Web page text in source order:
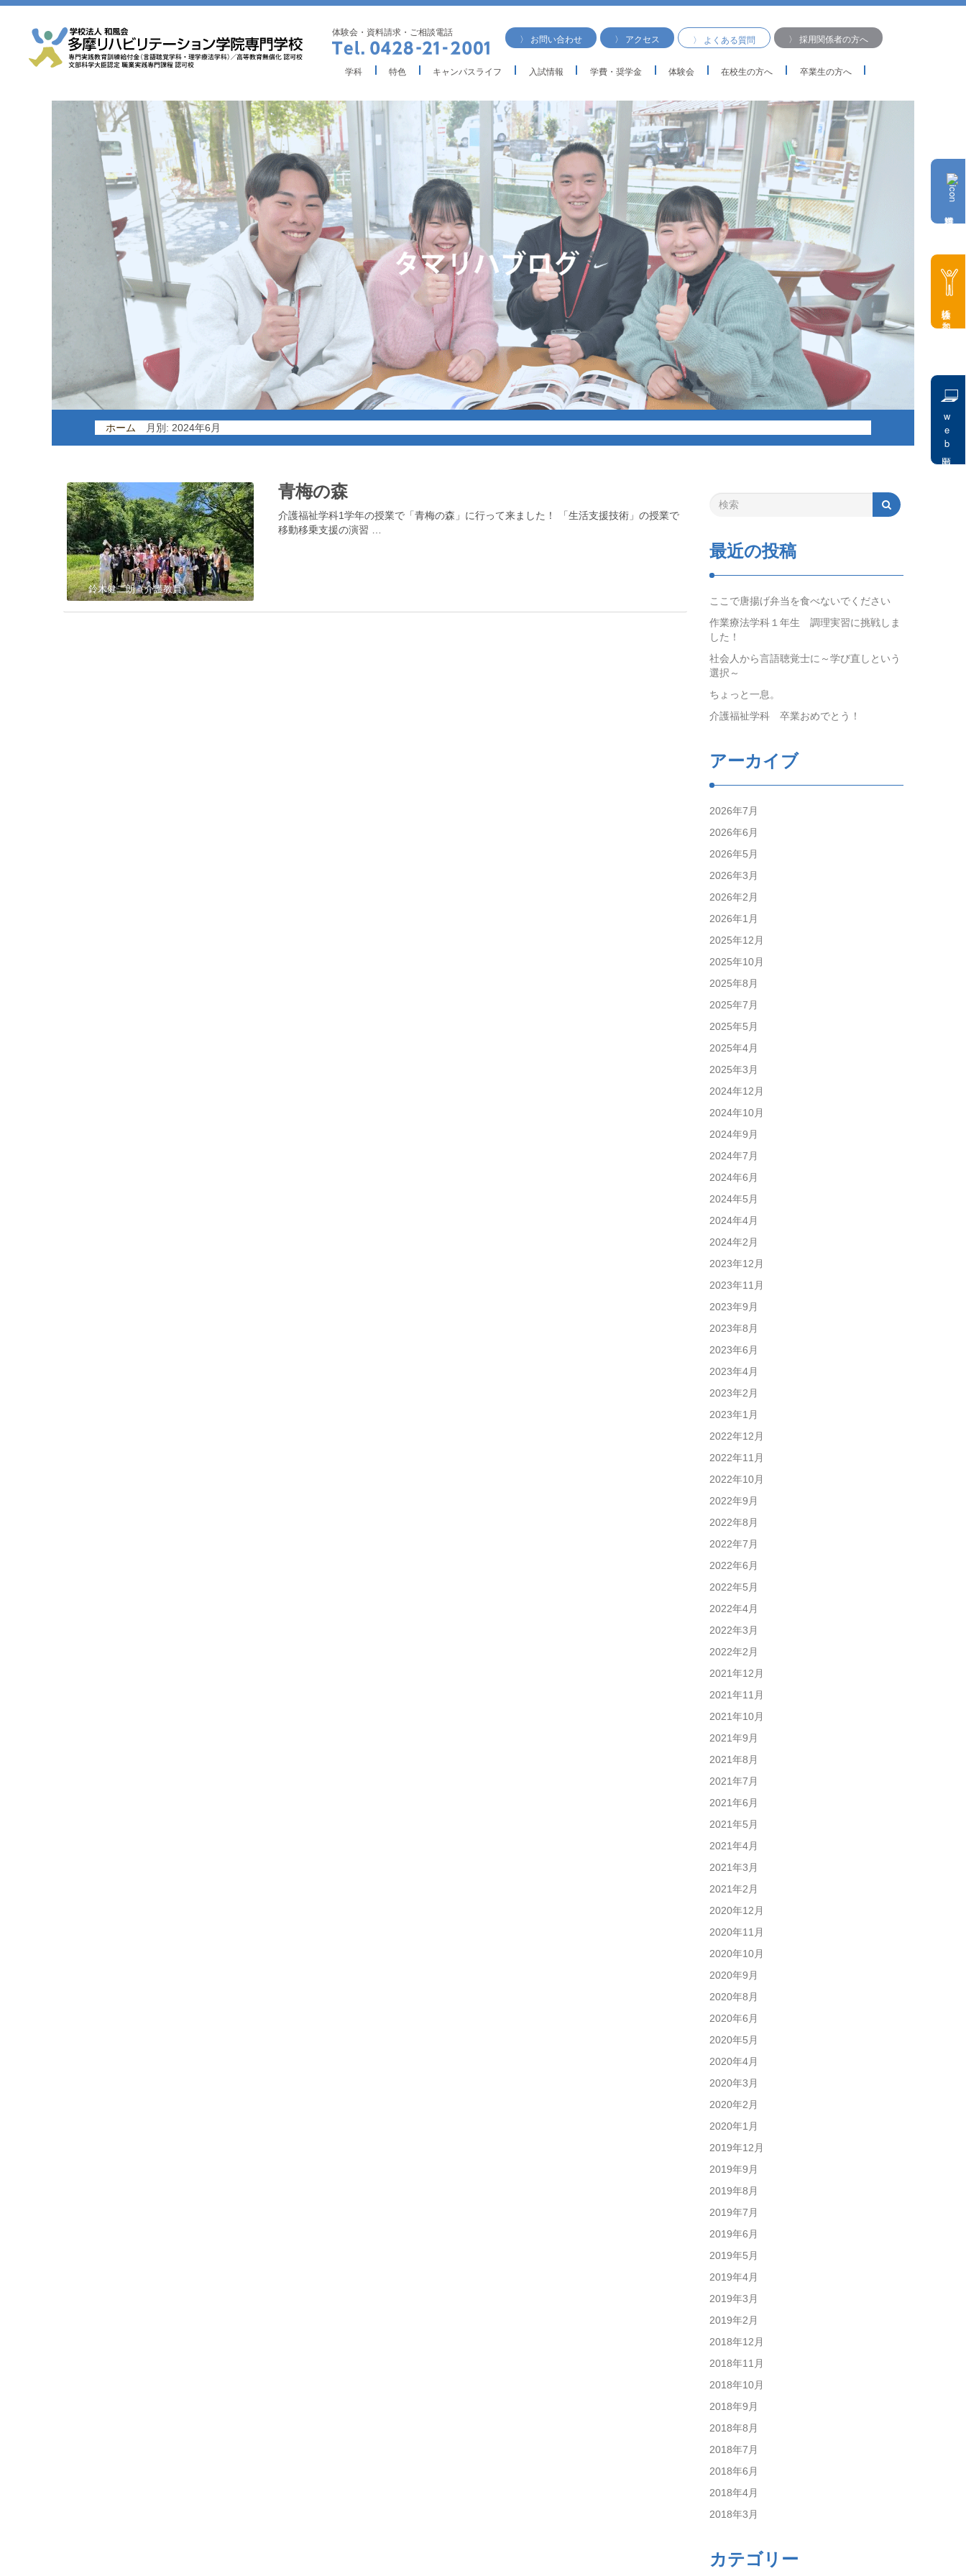
体験会・資料請求・ご相談電話
〉 お問い合わせ 〉 アクセス 〉 よくある質問 〉 採用関係者の方へ
学科 特色 キャンパスライフ 入試情報 学費・奨学金 体験会 在校生の方へ 卒業生の方へ
体験会に参加
web出願
ホーム 月別: 2024年6月
鈴木健二朗（介護教員）
青梅の森
介護福祉学科1学年の授業で「青梅の森」に行って来ました！ 「生活支援技術」の授業で
移動移乗支援の演習 …
最近の投稿
ここで唐揚げ弁当を食べないでください
作業療法学科１年生 調理実習に挑戦しま
した！
社会人から言語聴覚士に～学び直しという
選択～
ちょっと一息。
介護福祉学科 卒業おめでとう！
アーカイブ
2026年7月
2026年6月
2026年5月
2026年3月
2026年2月
2026年1月
2025年12月
2025年10月
2025年8月
2025年7月
2025年5月
2025年4月
2025年3月
2024年12月
2024年10月
2024年9月
2024年7月
2024年6月
2024年5月
2024年4月
2024年2月
2023年12月
2023年11月
2023年9月
2023年8月
2023年6月
2023年4月
2023年2月
2023年1月
2022年12月
2022年11月
2022年10月
2022年9月
2022年8月
2022年7月
2022年6月
2022年5月
2022年4月
2022年3月
2022年2月
2021年12月
2021年11月
2021年10月
2021年9月
2021年8月
2021年7月
2021年6月
2021年5月
2021年4月
2021年3月
2021年2月
2020年12月
2020年11月
2020年10月
2020年9月
2020年8月
2020年6月
2020年5月
2020年4月
2020年3月
2020年2月
2020年1月
2019年12月
2019年9月
2019年8月
2019年7月
2019年6月
2019年5月
2019年4月
2019年3月
2019年2月
2018年12月
2018年11月
2018年10月
2018年9月
2018年8月
2018年7月
2018年6月
2018年4月
2018年3月
カテゴリー